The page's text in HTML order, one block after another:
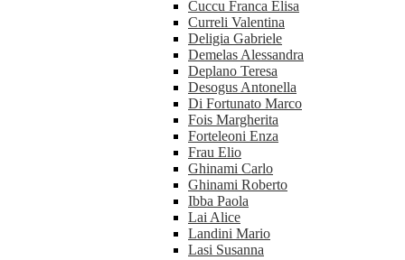
Cuccu Franca Elisa
Curreli Valentina
Deligia Gabriele
Demelas Alessandra
Deplano Teresa
Desogus Antonella
Di Fortunato Marco
Fois Margherita
Forteleoni Enza
Frau Elio
Ghinami Carlo
Ghinami Roberto
Ibba Paola
Lai Alice
Landini Mario
Lasi Susanna